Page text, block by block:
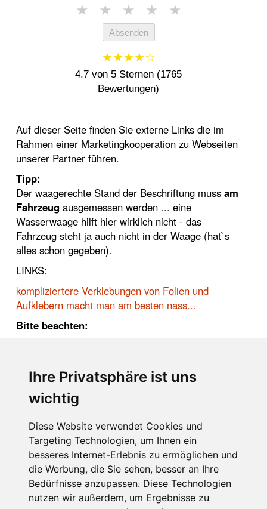
Ihre Privatsphäre ist uns
wichtig
Diese Website verwendet Cookies und
Targeting Technologien, um Ihnen ein
besseres Internet-Erlebnis zu ermöglichen und
die Werbung, die Sie sehen, besser an Ihre
Bedürfnisse anzupassen. Diese Technologien
nutzen wir außerdem, um Ergebnisse zu
★ ★ ★ ★ ★
Absenden
★★★★☆
4.7 von 5 Sternen (1765
Bewertungen)
Auf dieser Seite finden Sie externe Links die im
Rahmen einer Marketingkooperation zu Webseiten
unserer Partner führen.
Tipp:
Der waagerechte Stand der Beschriftung muss am
Fahrzeug ausgemessen werden ... eine
Wasserwaage hilft hier wirklich nicht - das
Fahrzeug steht ja auch nicht in der Waage (hat`s
alles schon gegeben).
LINKS:
kompliziertere Verklebungen von Folien und
Aufklebern macht man am besten nass...
Bitte beachten:
Nutzer und Betreiber der Webseite kommt
insbesondere kein stillschweigender Auskunfts-
oder Beratungsvertrag zustande. Bitte beachten
den Fachmann. Hier erhalten Sie auch
Informationen zumDatenschutz
Impressum
Rolf Wacker